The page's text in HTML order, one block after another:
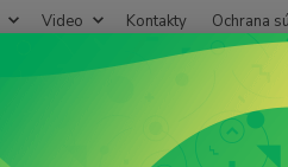
Video Kontakty Ochrana